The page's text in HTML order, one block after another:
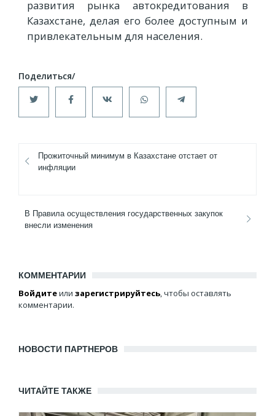
развития рынка автокредитования в
Казахстане, делая его более доступным и
привлекательным для населения.
Прожиточный минимум в Казахстане отстает от
инфляции
В Правила осуществления государственных закупок
внесли изменения
КОММЕНТАРИИ
Войдитеили зарегистрируйтесь, чтобы оставлять
комментарии.
НОВОСТИ ПАРТНЕРОВ
ЧИТАЙТЕ ТАКЖЕ